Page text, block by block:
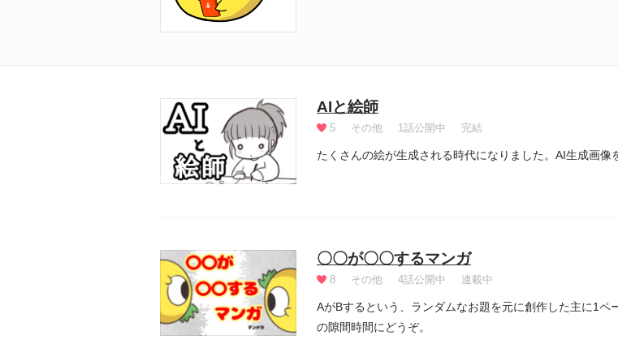
AIと絵師
5 その他 1話公開中 完結
たくさんの絵が生成される時代になりました。AI生成画像
〇〇が〇〇するマンガ
8 その他 4話公開中 連載中
AがBするという、ランダムなお題を元に創作した主に1
の隙間時間にどうぞ。